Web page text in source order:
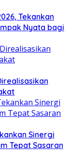
Tekankan
Nyata bagi
Sinergi
Tepat Sasaran